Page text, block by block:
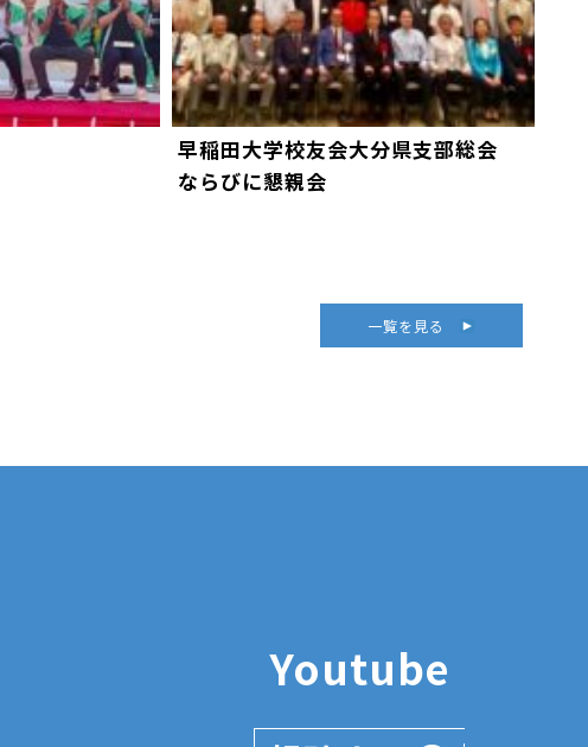
早稲田大学校友会大分県支部総会
ならびに懇親会
一覧を見る
Youtube